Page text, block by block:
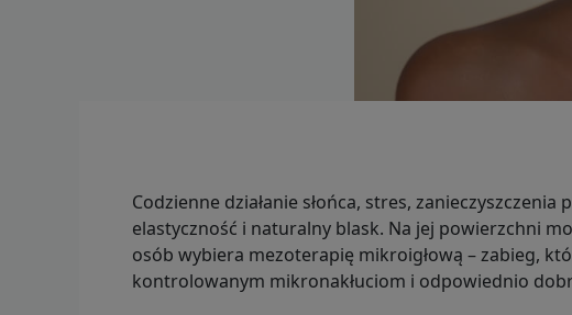
Codzienne działanie słońca, stres,
elastyczność i naturalny blask. Na jej powierzchni
osób wybiera mezoterapię mikroigłową – zabieg,
kontrolowanym mikronakłuciom i odpowiednio